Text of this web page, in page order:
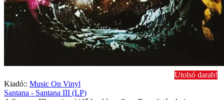
Utolsó darab!
Kiadó:: Music On Vinyl
Santana - Santana III (LP)